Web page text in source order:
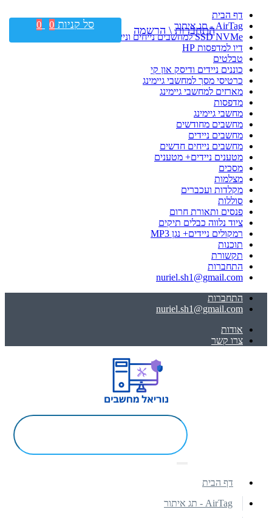
דף הבית
AirTag - תג איתור
SSD NVMe למחשבים נייחים וניידים
דיו למדפסות HP
טבלטים
כוננים ניידים ודיסק און קי
כרטיסי מסך למחשבי גיימינג
מארזים למחשבי גיימינג
מדפסות
מחשבי גיימינג
מחשבים מחודשים
מחשבים ניידים
מחשבים נייחים חדשים
מטענים ניידים+ מטענים
מסכים
מצלמות
מקלדות ועכברים
סוללות
פנסים ותאורת חרום
ציוד נלווה כבלים תיקים
רמקולים ניידים+ נגן MP3
תוכנות
תקשורת
התחברות
nuriel.sh1@gmail.com
התחברות
nuriel.sh1@gmail.com
אודות
צרו קשר
התחברות \ הרשמה סל קניות 0
0
דף הבית
AirTag - תג איתור